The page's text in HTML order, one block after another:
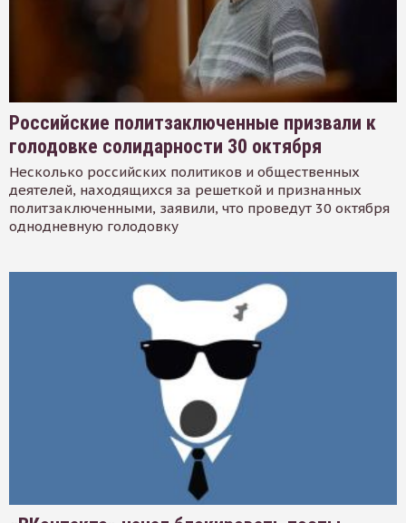
Российские политзаключенные призвали к
голодовке солидарности 30 октября
Несколько российских политиков и общественных
деятелей, находящихся за решеткой и признанных
политзаключенными, заявили, что проведут 30 октября
однодневную голодовку